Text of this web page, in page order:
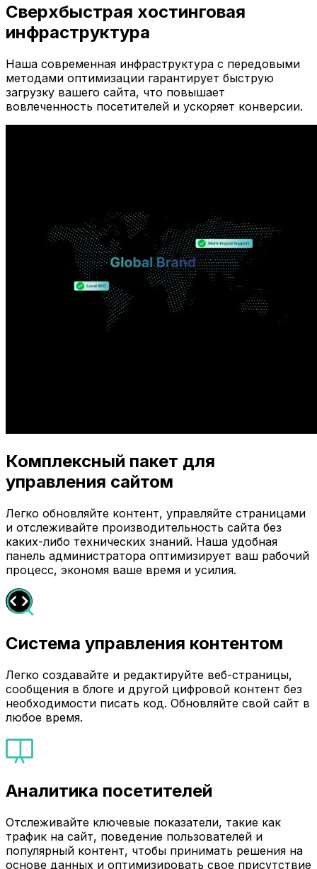
Сверхбыстрая хостинговая
инфраструктура
Наша современная инфраструктура с передовыми
методами оптимизации гарантирует быструю
загрузку вашего сайта, что повышает
вовлеченность посетителей и ускоряет конверсии.
Комплексный пакет для
управления сайтом
Легко обновляйте контент, управляйте страницами
и отслеживайте производительность сайта без
каких-либо технических знаний. Наша удобная
панель администратора оптимизирует ваш рабочий
процесс, экономя ваше время и усилия.
Система управления контентом
Легко создавайте и редактируйте веб-страницы,
сообщения в блоге и другой цифровой контент без
необходимости писать код. Обновляйте свой сайт в
любое время.
Аналитика посетителей
Отслеживайте ключевые показатели, такие как
трафик на сайт, поведение пользователей и
популярный контент, чтобы принимать решения на
основе данных и оптимизировать свое присутствие